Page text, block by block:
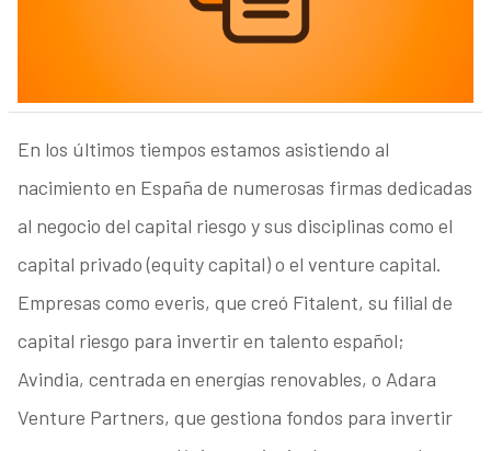
En los últimos tiempos estamos asistiendo al
nacimiento en España de numerosas firmas dedicadas
al negocio del capital riesgo y sus disciplinas como el
capital privado (equity capital) o el venture capital.
Empresas como everis, que creó Fitalent, su filial de
capital riesgo para invertir en talento español;
Avindia, centrada en energías renovables, o Adara
Venture Partners, que gestiona fondos para invertir